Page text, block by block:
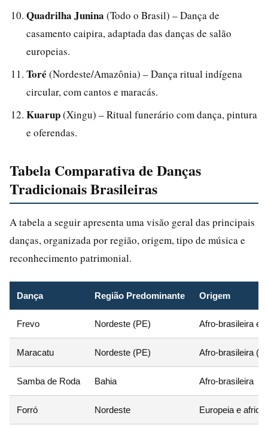
Quadrilha Junina (Todo o Brasil) – Dança de
casamento caipira, adaptada das danças de salão
europeias.
Toré (Nordeste/Amazônia) – Dança ritual indígena
circular, com cantos e maracás.
Kuarup(Xingu) – Ritual funerário com dança, pintura
e oferendas.
Tabela Comparativa de Danças
Tradicionais Brasileiras
A tabela a seguir apresenta uma visão geral das principais
danças, organizada por região, origem, tipo de música e
reconhecimento patrimonial.
Dança Região Predominante Origem
Frevo Nordeste (PE) Afro-brasileira e
Maracatu Nordeste (PE) Afro-brasileira
Samba de Roda Bahia Afro-brasileira
Forró Nordeste Europeia e